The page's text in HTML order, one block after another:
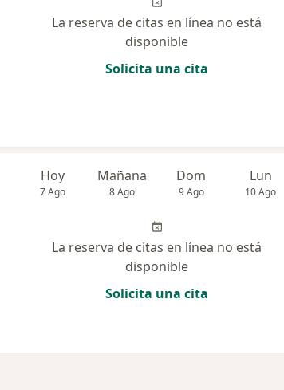
La reserva de citas en línea no está
disponible
Solicita una cita
Hoy
7 Ago
Mañana
8 Ago
Dom
9 Ago
Lun
10 Ago
La reserva de citas en línea no está
disponible
Solicita una cita